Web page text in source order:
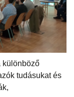
különböző
tudásukat és